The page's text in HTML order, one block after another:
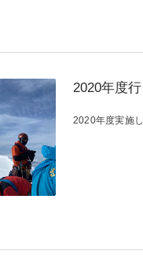
2020年度
2020年度実施